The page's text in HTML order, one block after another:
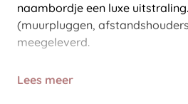
naambordje een luxe
(muurpluggen,
meegeleverd.
Lees meer